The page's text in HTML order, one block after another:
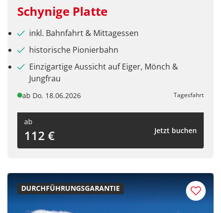
Teile diese Reise
Facebook
WhatsApp
Schynige Platte
inkl. Bahnfahrt & Mittagessen
historische Pionierbahn
Einzigartige Aussicht auf Eiger, Mönch &
Jungfrau
ab Do. 18.06.2026 Tagesfahrt
ab
112 € Jetzt buchen
DURCHFÜHRUNGSGARANTIE